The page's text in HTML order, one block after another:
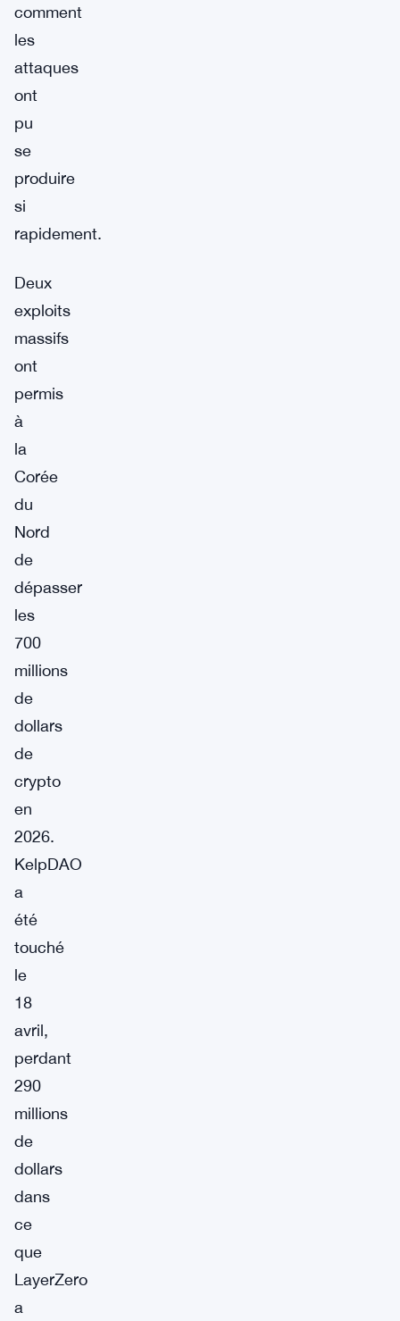
comment
les
attaques
ont
pu
se
produire
si
rapidement.
Deux
exploits
massifs
ont
permis
à
la
Corée
du
Nord
de
dépasser
les
700
millions
de
dollars
de
crypto
en
2026.
KelpDAO
a
été
touché
le
18
avril,
perdant
290
millions
de
dollars
dans
ce
que
LayerZero
a